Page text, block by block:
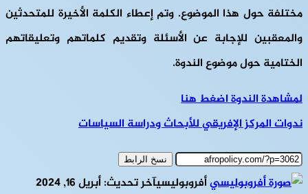
مختلفة حول هذا الموضوع. وتم إعطاء الكلمة الأخيرة للمتحدثين
والمعقبين للإجابة عن الأسئلة وتقديم كلماتهم وتعليقاتهم
الختامية حول موضوع الندوة.
لمشاهدة الندوة اضغط هنا
ندوات المركز الإفريقي للأبحاث ودراسة السياسات
نسخ الرابط
أفروبوليسيآخر تحديث: أبريل 16, 2024